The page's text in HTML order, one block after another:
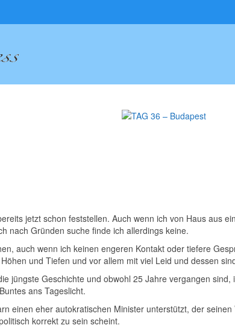
jetzt schon feststellen. Auch wenn ich von Haus aus
nach Gründen suche finde ich allerdings keine.
auch wenn ich keinen engeren Kontakt oder tiefere
und Tiefen und vor allem mit viel Leid und dessen
jüngste Geschichte und obwohl 25 Jahre vergangen
ans Tageslicht.
einen eher autokratischen Minister unterstützt, der
korrekt zu sein scheint.